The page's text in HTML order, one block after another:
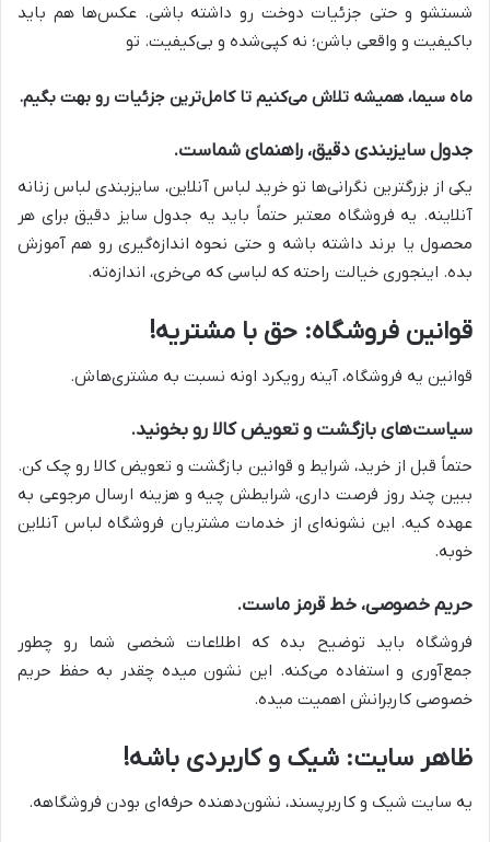
شستشو و حتی جزئیات دوخت رو داشته باشی. عکس‌ها هم باید
باکیفیت و واقعی باشن؛ نه کپی‌شده و بی‌کیفیت. تو
ماه سیما، همیشه تلاش می‌کنیم تا کامل‌ترین جزئیات رو بهت بگیم.
جدول سایزبندی دقیق، راهنمای شماست.
یکی از بزرگترین نگرانی‌ها تو خرید لباس آنلاین، سایزبندی لباس زنانه
آنلاینه. یه فروشگاه معتبر حتماً باید یه جدول سایز دقیق برای هر
محصول یا برند داشته باشه و حتی نحوه اندازه‌گیری رو هم آموزش
بده. اینجوری خیالت راحته که لباسی که می‌خری، اندازه‌ته.
قوانین فروشگاه: حق با مشتریه!
قوانین یه فروشگاه، آینه رویکرد اونه نسبت به مشتری‌هاش.
سیاست‌های بازگشت و تعویض کالا رو بخونید.
حتماً قبل از خرید، شرایط و قوانین بازگشت و تعویض کالا رو چک کن.
ببین چند روز فرصت داری، شرایطش چیه و هزینه ارسال مرجوعی به
عهده کیه. این نشونه‌ای از خدمات مشتریان فروشگاه لباس آنلاین
خوبه.
حریم خصوصی، خط قرمز ماست.
فروشگاه باید توضیح بده که اطلاعات شخصی شما رو چطور
جمع‌آوری و استفاده می‌کنه. این نشون میده چقدر به حفظ حریم
خصوصی کاربرانش اهمیت میده.
ظاهر سایت: شیک و کاربردی باشه!
یه سایت شیک و کاربرپسند، نشون‌دهنده حرفه‌ای بودن فروشگاهه.